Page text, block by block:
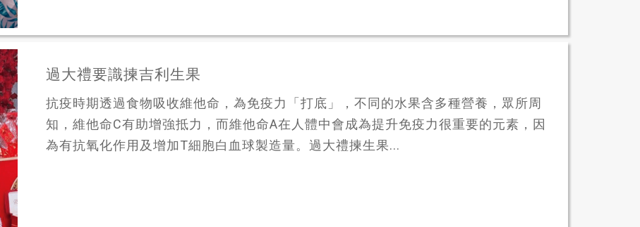
過大禮要識揀吉利生果
抗疫時期透過食物吸收維他命，為免疫力「打底」，不同的水果含多種營養，眾所周
知，維他命C有助增強抵力，而維他命A在人體中會成為提升免疫力很重要的元素，因
為有抗氧化作用及增加T細胞白血球製造量。過大禮揀生果...